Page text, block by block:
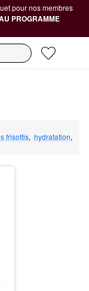
pour nos membres
PROGRAMME
frisottis, hydratation